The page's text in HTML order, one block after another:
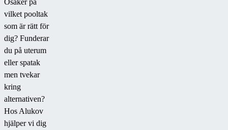
vilket pooltak
som är rätt för
dig? Funderar
du på uterum
eller spatak
men tvekar
kring
alternativen?
Hos Alukov
hjälper vi dig